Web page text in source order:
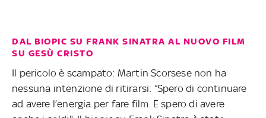
DAL BIOPIC SU FRANK SINATRA AL NUOVO FILM
SU GESÙ CRISTO
Il pericolo è scampato: Martin Scorsese non ha
nessuna intenzione di ritirarsi: “Spero di continuare
ad avere l’energia per fare film. E spero di avere